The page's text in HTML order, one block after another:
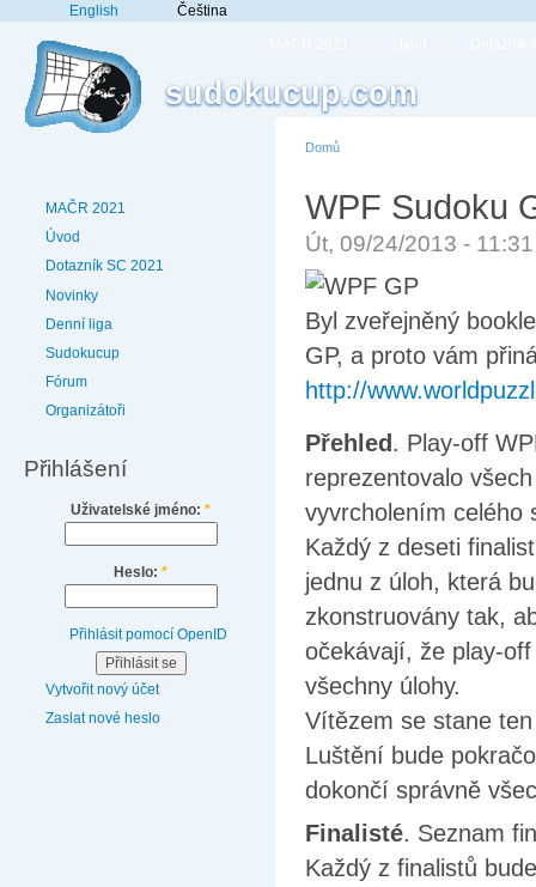
English Čeština
sudokucup.com
MAČR 2021
Úvod
Dotazník SC 2021
Novinky
Denní liga
Sudokucup
Fórum
Organizátoři
Přihlášení
Uživatelské jméno: *
Heslo: *
Přihlásit pomocí OpenID
Vytvořit nový účet
Zaslat nové heslo
Domů
WPF Sudoku
Út, 09/24/2013 -
Byl zveřejněný
GP, a proto vám
http://
Přehled. Play-off
reprezentovalo
vyvrcholením celého
Každý z deseti
jednu z úloh, která
zkonstruovány tak,
očekávají, že play-
všechny úlohy.
Vítězem se stane
Luštění bude
dokončí správně
Finalisté. Seznam
Každý z finalistů